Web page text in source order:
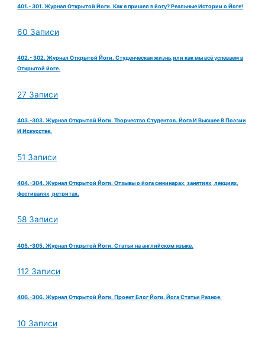
401.- 301. Журнал Открытой Йоги. Как я пришел в йогу? Реальные Истории о Йоге!
60 Записи
402.- 302. Журнал Открытой Йоги. Студенческая жизнь,или как мы всё успеваем в
Открытой йоге.
27 Записи
403.-303. Журнал Открытой Йоги. Творчество Студентов. Йога И Высшее В Поэзии
И Искусстве.
51 Записи
404.-304. Журнал Открытой Йоги. Отзывы о йога семинарах, занятиях, лекциях,
фестивалях, ретритах.
58 Записи
405.-305. Журнал Открытой Йоги. Статьи на английском языке.
112 Записи
406.-306. Журнал Открытой Йоги. Проект Блог Йоги. Йога Статьи Разное.
10 Записи